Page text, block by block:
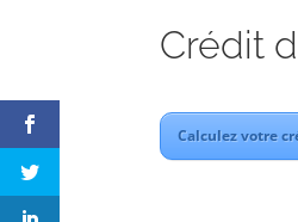
Crédit
Calculez votre